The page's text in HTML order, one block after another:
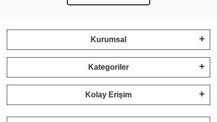
Kurumsal
Kategoriler
Kolay Erişim